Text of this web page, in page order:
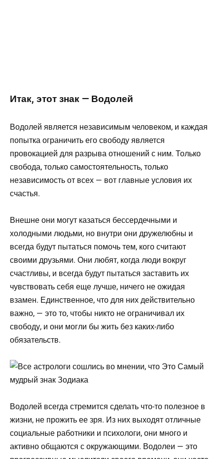
Итак, этот знак — Водолей
Водолей является независимым человеком, и каждая
попытка ограничить его свободу является
провокацией для разрыва отношений с ним. Только
свобода, только самостоятельность, только
независимость от всех — вот главные условия их
счастья.
Внешне они могут казаться бессердечными и
холодными людьми, но внутри они дружелюбны и
всегда будут пытаться помочь тем, кого считают
своими друзьями. Они любят, когда люди вокруг
счастливы, и всегда будут пытаться заставить их
чувствовать себя еще лучше, ничего не ожидая
взамен. Единственное, что для них действительно
важно, — это то, чтобы никто не ограничивал их
свободу, и они могли бы жить без каких-либо
обязательств.
Водолей всегда стремится сделать что-то полезное в
жизни, не прожить ее зря. Из них выходят отличные
социальные работники и психологи, они много и
активно общаются с окружающими. Водолеи — это